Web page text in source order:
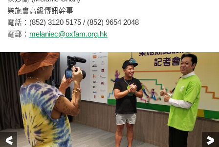
樂施會高級傳訊幹事
電話：(852) 3120 5175 / (852) 9654 2048
電郵： melaniec@oxfam.org.hk
前一頁